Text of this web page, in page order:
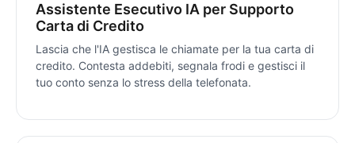
Assistente Esecutivo IA per Supporto
Carta di Credito
Lascia che l'IA gestisca le chiamate per la tua carta di
credito. Contesta addebiti, segnala frodi e gestisci il
tuo conto senza lo stress della telefonata.